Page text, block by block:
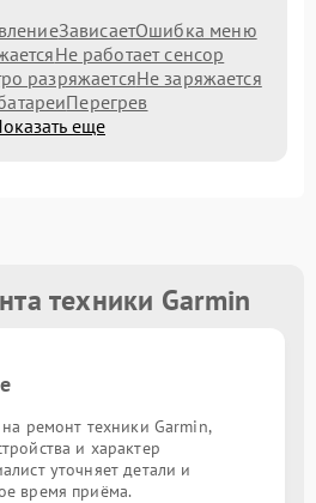
ЗависаетОшибка меню
Не работает сенсор
разряжаетсяНе заряжается
Перегрев
еще
техники Garmin
на ремонт техники Garmin,
и характер
уточняет детали и
время приёма.